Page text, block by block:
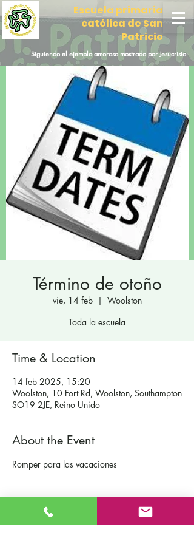
Escuela primaria
católica de San
Patricio
Siguiendo el ejemplo amoroso mostrado por Jesucristo
Término de otoño
vie, 14 feb
  |
Woolston
Toda la escuela
Time & Location
14 feb 2025, 15:20
Woolston, 10 Fort Rd, Woolston, Southampton
SO19 2JE, Reino Unido
About the Event
Romper para las vacaciones